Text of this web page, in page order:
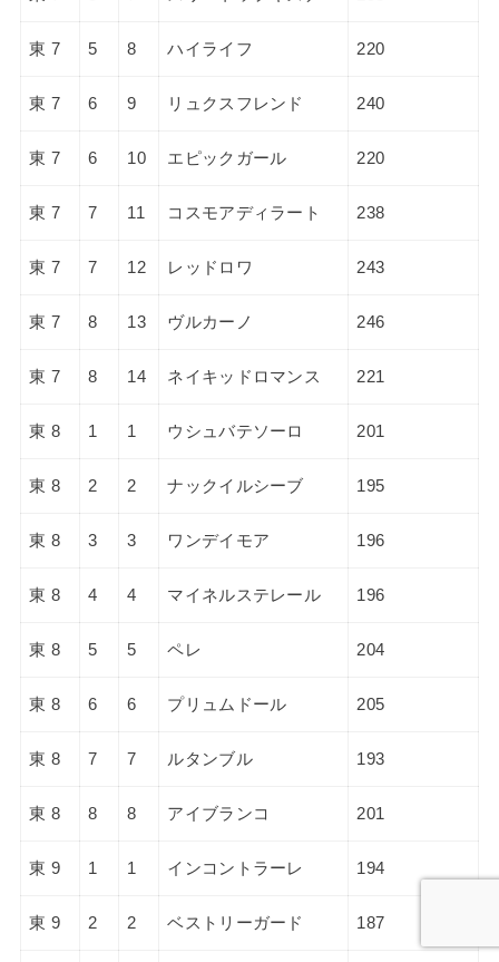
東 7 5 8 ハイライフ 220
東 7 6 9 リュクスフレンド 240
東 7 6 10 エピックガール 220
東 7 7 11 コスモアディラート 238
東 7 7 12 レッドロワ 243
東 7 8 13 ヴルカーノ 246
東 7 8 14 ネイキッドロマンス 221
東 8 1 1 ウシュバテソーロ 201
東 8 2 2 ナックイルシーブ 195
東 8 3 3 ワンデイモア 196
東 8 4 4 マイネルステレール 196
東 8 5 5 ペレ 204
東 8 6 6 プリュムドール 205
東 8 7 7 ルタンブル 193
東 8 8 8 アイブランコ 201
東 9 1 1 インコントラーレ 194
東 9 2 2 ベストリーガード 187